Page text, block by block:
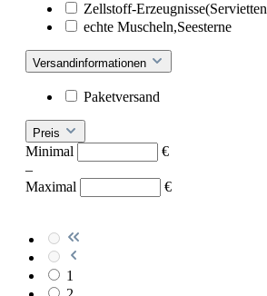
Zellstoff-
echte Muscheln,Seesterne
Versandinformationen
Paketversand
Preis
Minimal
€
–
Maximal
€
1